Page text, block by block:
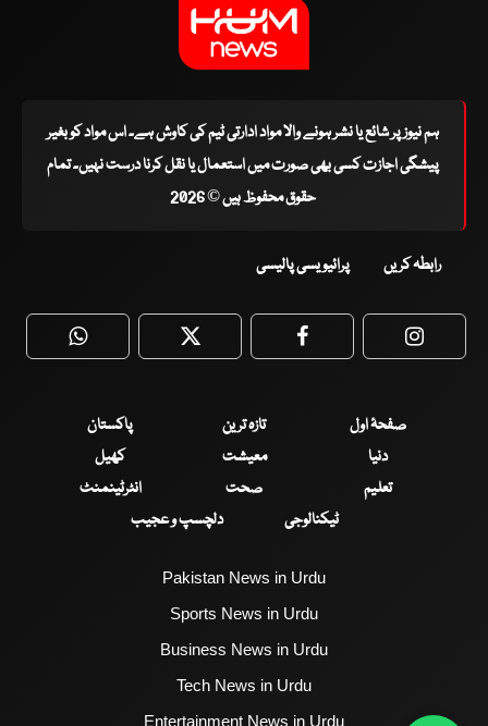
ہم نیوز پر شائع یا نشر ہونے والا مواد ادارتی ٹیم کی کاوش ہے۔ اس مواد کو بغیر
پیشگی اجازت کسی بھی صورت میں استعمال یا نقل کرنا درست نہیں۔ تمام
حقوق محفوظ ہیں © 2026
رابطہ کریں پرائیویسی پالیسی
WhatsApp Twitter Facebook
صفحۂ اول تازہ ترین
پاکستان
دنیا
معیشت
کھیل
تعلیم
صحت
انٹرٹینمنٹ
ٹیکنالوجی
دلچسپ و عجیب
Pakistan News in Urdu
Sports News in Urdu
Business News in Urdu
Tech News in Urdu
Entertainment News in Urdu